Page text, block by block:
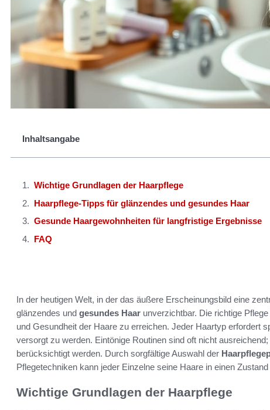
Inhaltsangabe
Wichtige Grundlagen der Haarpflege
Haarpflege-Tipps für glänzendes und gesundes Haar
Gesunde Haargewohnheiten für langfristige Ergebnisse
FAQ
In der heutigen Welt, in der das äußere Erscheinungsbild eine
glänzendes und gesundes Haar unverzichtbar. Die richtige
und Gesundheit der Haare zu erreichen. Jeder Haartyp erfordert
versorgt zu werden. Eintönige Routinen sind oft nicht
berücksichtigt werden. Durch sorgfältige Auswahl der
Pflegetechniken kann jeder Einzelne seine Haare in einen
Wichtige Grundlagen der Haarpflege